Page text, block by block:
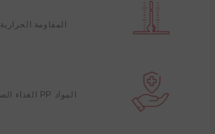
المقاومة الحرارية
المواد PP الغذاء الصف